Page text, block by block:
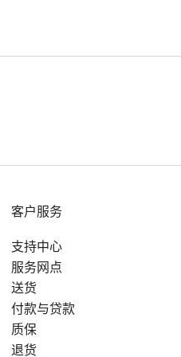
客户服务
支持中心
服务网点
送货
付款与贷款
质保
退货